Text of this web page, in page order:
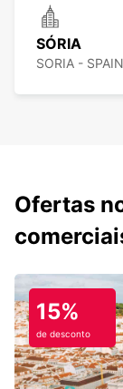
SÓRIA
SORIA - SPAIN
Ofertas
15%
de desconto